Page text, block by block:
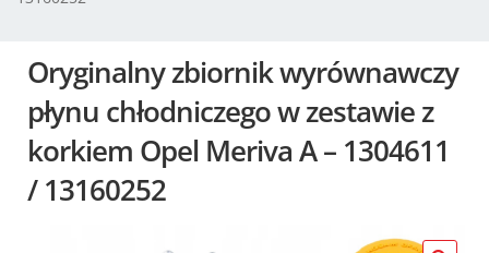
Koszyk
Promocje
Oryginalny zbiornik wyrównawczy
płynu chłodniczego w zestawie z
korkiem Opel Meriva A – 1304611
/ 13160252